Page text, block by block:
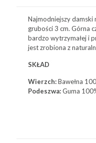
Najmodniejszy damski
grubości 3 cm. Górna
bardzo wytrzymałej i
jest zrobiona z
SKŁAD
Wierzch:Bawełna
Podeszwa:Guma